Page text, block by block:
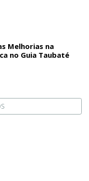
Melhorias na
no Guia Taubaté